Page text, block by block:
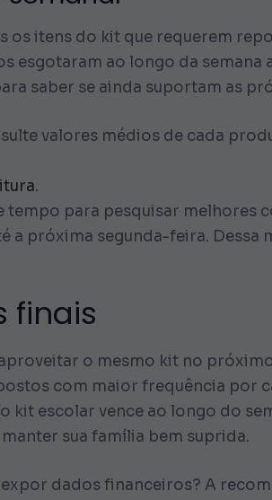
os itens do kit que requerem
esgotaram ao longo da semana
saber se ainda suportam as
valores médios de cada
.
para pesquisar melhores
a próxima segunda-feira.
finais
o mesmo kit no
com maior frequência por
escolar vence ao longo do
sua família bem suprida.
dados financeiros? A